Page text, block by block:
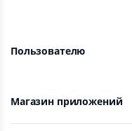
Пользователю
Магазин приложений